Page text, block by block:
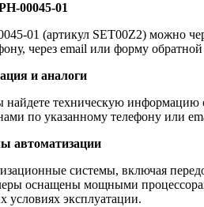
00045-01
01 (артикул SET00Z2) можно
через email или форму обратной
и аналоги
найдете техническую
по указанному телефону или
автоматизации
системы, включая
оснащены мощными
условиях эксплуатации.